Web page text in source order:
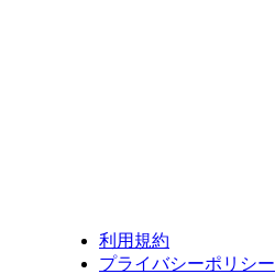
利用規約
プライバシーポリシー